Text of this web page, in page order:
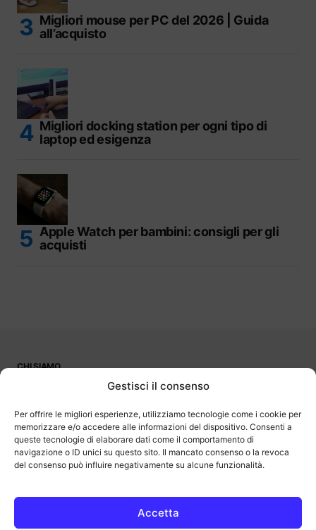
Gestisci il consenso
Per offrire le migliori esperienze, utilizziamo tecnologie come i cookie per
memorizzare e/o accedere alle informazioni del dispositivo. Consenti a
queste tecnologie di elaborare dati come il comportamento di
navigazione o ID unici su questo sito. Il mancato consenso o la revoca
del consenso può influire negativamente su alcune funzionalità.
Accetta
Migliori mouse per PC del 2026 | Guida
all’acquisto
Migliori docking station per ogni tipo di
laptop ed esigenza
Apple Watch per bambini: consigli per gli
acquisti
CHI SIAMO
OutOfBit
programma di affiliazione che consente ai siti di percepire una
commissione pubblicitaria pubblicizzando e fornendo link al sito
Amazon.it. Amazon e il logo Amazon sono marchi registrati di
Amazon.com, Inc. o delle sue affiliate.